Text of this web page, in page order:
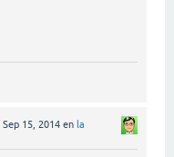
Sep 15, 2014 en la